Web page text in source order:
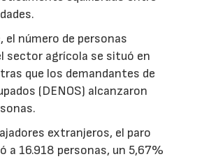
el número de personas
sector agrícola se situó en
que los demandantes de
(DENOS) alcanzaron
extranjeros, el paro
a 16.918 personas, un 5,67%